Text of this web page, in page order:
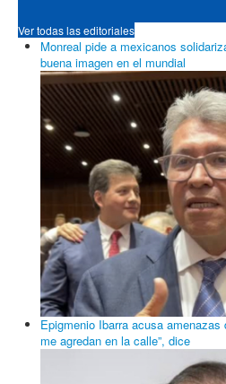
Ver todas las editoriales
Monreal pide a mexicanos
buena imagen en el mundial
Epigmenio Ibarra acusa
me agredan en la calle”, dice